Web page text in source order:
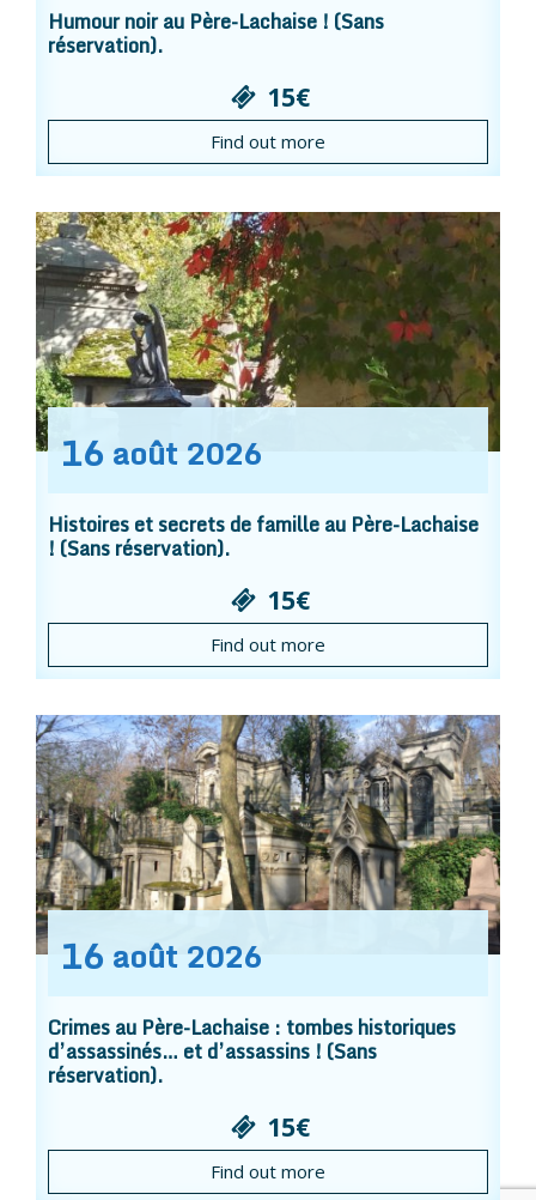
Humour noir au Père-Lachaise ! (Sans
réservation).
15€
Find out more
16 août 2026
Histoires et secrets de famille au Père-Lachaise
! (Sans réservation).
15€
Find out more
16 août 2026
Crimes au Père-Lachaise : tombes historiques
d’assassinés… et d’assassins ! (Sans
réservation).
15€
Find out more